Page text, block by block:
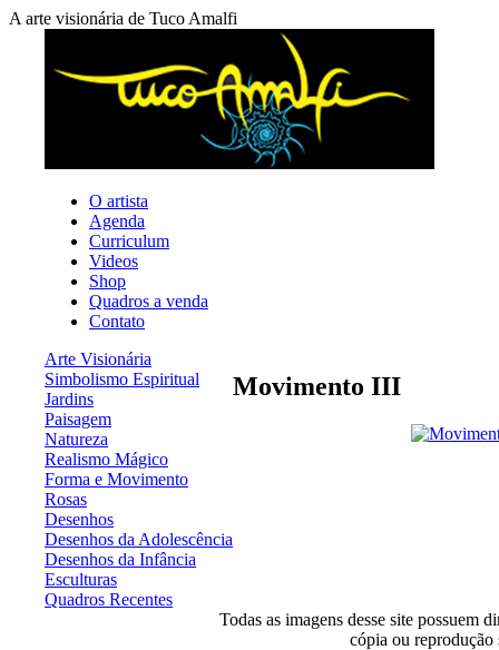
A arte visionária de Tuco Amalfi
O artista
Agenda
Curriculum
Videos
Shop
Quadros a venda
Contato
Arte Visionária
Simbolismo Espiritual
Jardins
Paisagem
Natureza
Realismo Mágico
Forma e Movimento
Rosas
Desenhos
Desenhos da Adolescência
Desenhos da Infância
Esculturas
Quadros Recentes
Movimento III
Todas as imagens desse site possuem
cópia ou reprodução